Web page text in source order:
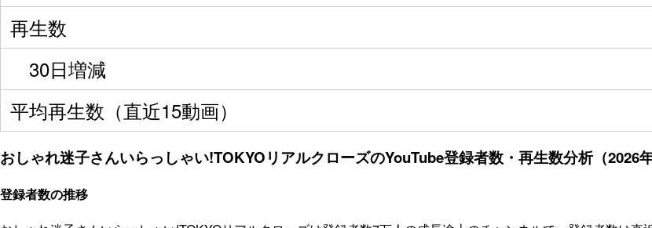
再生数
30日増減
平均再生数（直近15動画）
おしゃれ迷子さんいらっしゃい!TOKYOリアルクローズのYouTube登録者数・再生数分析（2026年
登録者数の推移